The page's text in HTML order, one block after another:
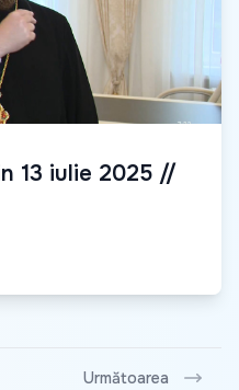
13 iulie 2025 //
Următoarea